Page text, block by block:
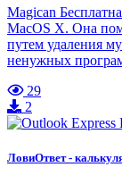
Magican
MacOS X. Она
путем удаления
ненужных
29
2
ЛовиОтвет -